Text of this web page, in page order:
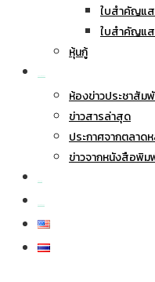
ใบสำคัญแ
ใบสำคัญแ
หุ้นกู้
ห้องข่าวประชาสัม
ข่าวสารล่าสุด
ประกาศจากตลาด
ข่าวจากหนังสือพิม